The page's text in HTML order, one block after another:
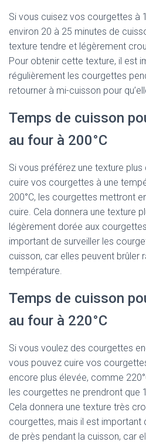
Si vous cuisez vos courgettes à
environ 20 à 25 minutes de
texture tendre et légèrement
Pour obtenir cette texture, il est
régulièrement les courgettes
retourner à mi-cuisson pour
Temps de cuisson
au four à 200°C
Si vous préférez une texture
cuire vos courgettes à une
200°C, les courgettes mettront
cuire. Cela donnera une texture
légèrement dorée aux
important de surveiller les
cuisson, car elles peuvent brûler
température.
Temps de cuisson
au four à 220°C
Si vous voulez des courgettes
vous pouvez cuire vos
encore plus élevée, comme
les courgettes ne prendront que
Cela donnera une texture très
courgettes, mais il est important
de près pendant la cuisson, car